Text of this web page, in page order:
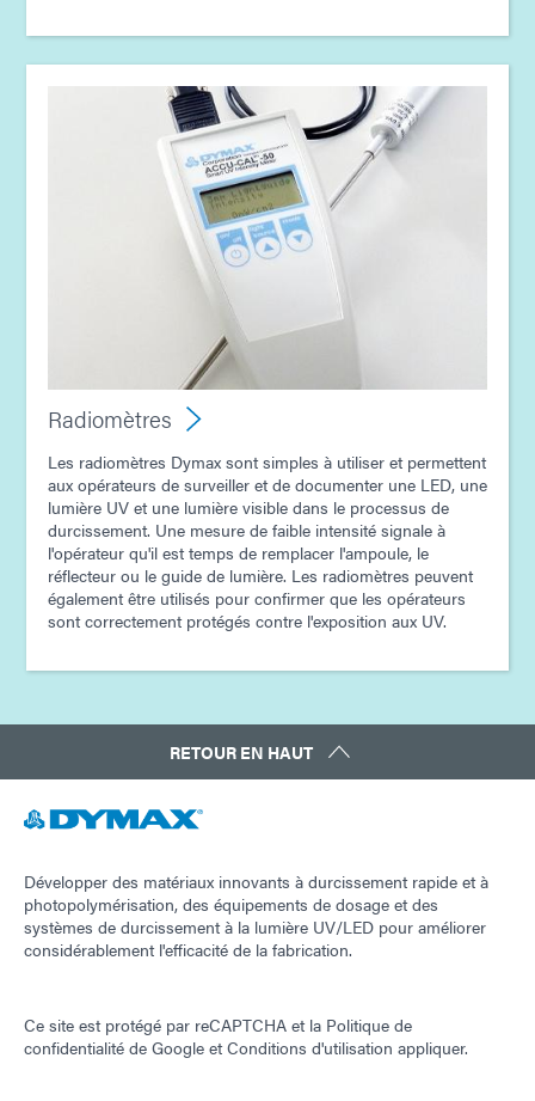
Radiomètres
Les radiomètres Dymax sont simples à utiliser et permettent
aux opérateurs de surveiller et de documenter une LED, une
lumière UV et une lumière visible dans le processus de
durcissement. Une mesure de faible intensité signale à
l'opérateur qu'il est temps de remplacer l'ampoule, le
réflecteur ou le guide de lumière. Les radiomètres peuvent
également être utilisés pour confirmer que les opérateurs
sont correctement protégés contre l'exposition aux UV.
RETOUR EN HAUT
Développer des matériaux innovants à durcissement rapide et à
photopolymérisation, des équipements de dosage et des
systèmes de durcissement à la lumière UV/LED pour améliorer
considérablement l'efficacité de la fabrication.
Ce site est protégé par reCAPTCHA et la Politique de
confidentialité de Google etConditions d'utilisation appliquer.